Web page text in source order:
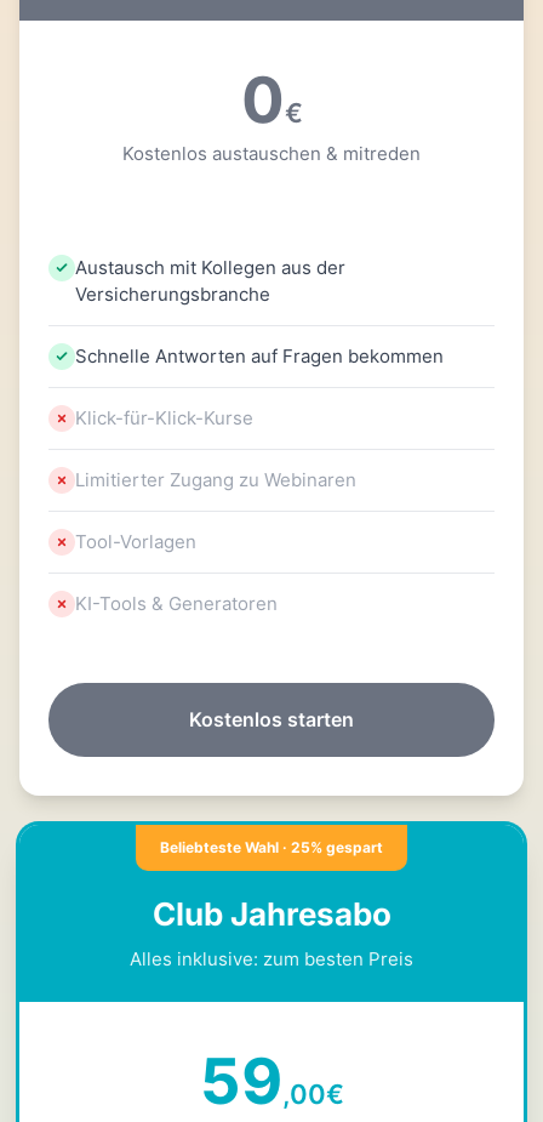
0€
Kostenlos austauschen & mitreden
Austausch mit Kollegen aus der
Versicherungsbranche
Schnelle Antworten auf Fragen bekommen
Klick-für-Klick-Kurse
Limitierter Zugang zu Webinaren
Tool-Vorlagen
KI-Tools & Generatoren
Kostenlos starten
Beliebteste Wahl · 25% gespart
Club Jahresabo
Alles inklusive: zum besten Preis
59,00€